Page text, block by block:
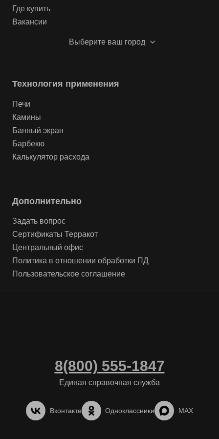
Где купить
Вакансии
Выберите ваш город
Технология применения
Печи
Камины
Банный экран
Барбекю
Калькулятор расхода
Дополнительно
Задать вопрос
Сертификаты Терракот
Центральный офис
Политика в отношении обработки ПД
Пользовательское соглашение
8(800) 555-1847
Единая справочная служба
Вконтакте Одноклассники MAX